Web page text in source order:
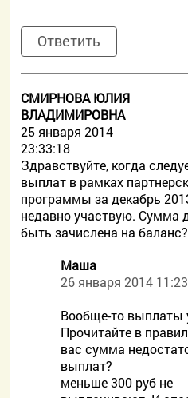
Ответить
СМИРНОВА ЮЛИЯ
ВЛАДИМИРОВНА
25 января 2014
23:33:18
Здравствуйте, когда
выплат в рамках
программы за декабрь
недавно участвую. Сумма
быть зачислена на баланс?
Маша
26 января 2014
Вообще-то выплаты
Прочитайте в
вас сумма
выплат?
меньше 300 руб не